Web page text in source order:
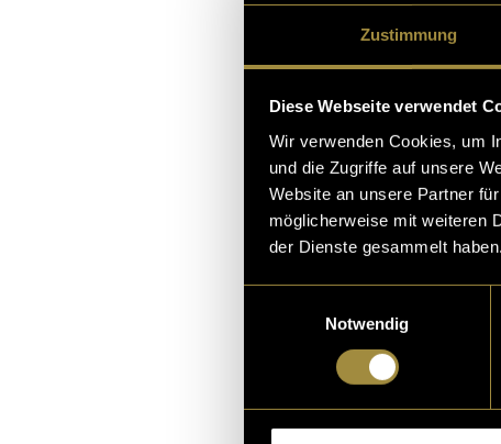
Zustimmung
Diese Webseite verwendet
Wir verwenden Cookies, um
und die Zugriffe auf unsere
Website an unsere Partner
möglicherweise mit weiteren
der Dienste gesammelt haben.
Notwendig